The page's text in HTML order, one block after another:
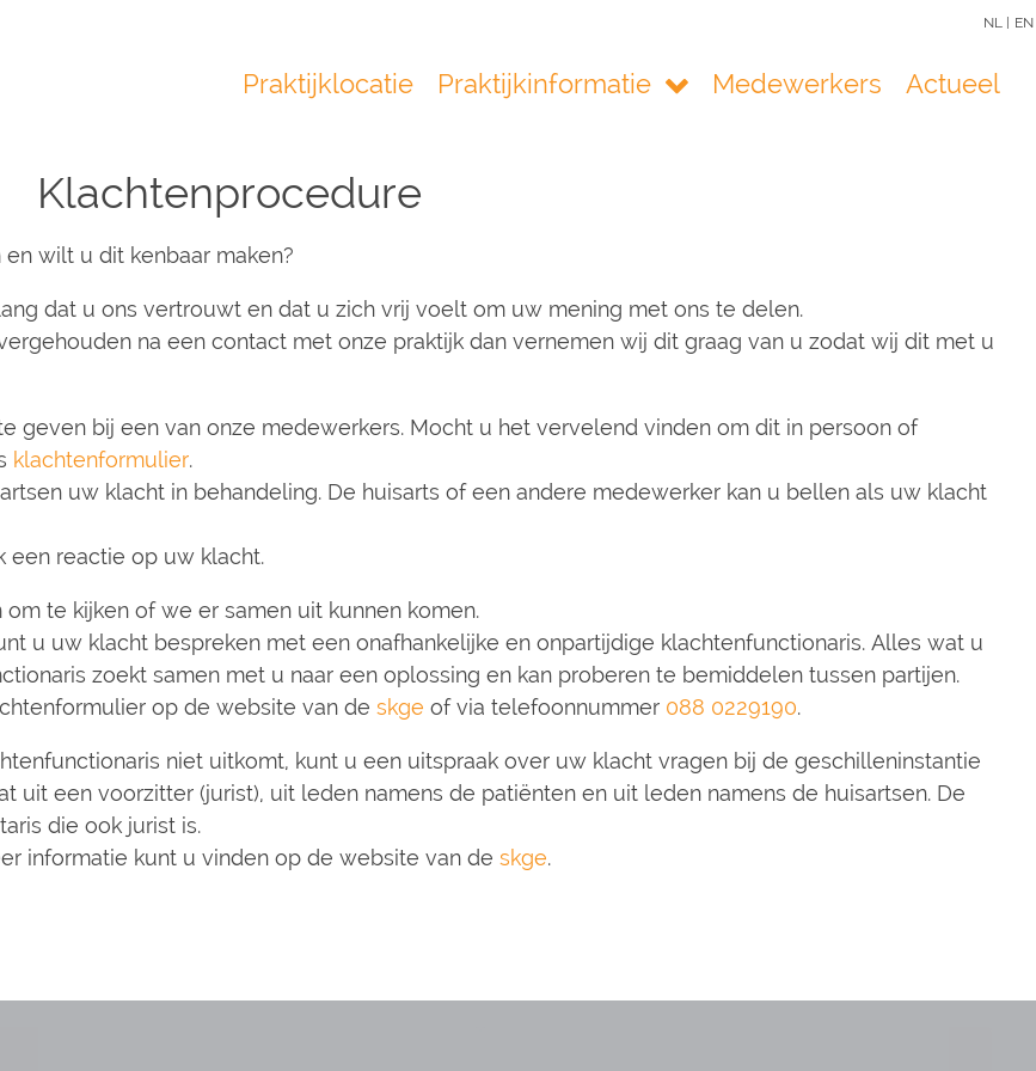
NL | EN
Main
Praktijklocatie Praktijkinformatie Medewerkers Actueel
Klachtenprocedure
wilt u dit kenbaar maken?
dat u ons vertrouwt en dat u zich vrij voelt om uw mening met ons te delen.
na een contact met onze praktijk dan vernemen wij dit graag van u zodat wij dit met u
geven bij een van onze medewerkers. Mocht u het vervelend vinden om dit in persoon of
klachtenformulier.
uw klacht in behandeling. De huisarts of een andere medewerker kan u bellen als uw klacht
een reactie op uw klacht.
te kijken of we er samen uit kunnen komen.
u uw klacht bespreken met een onafhankelijke en onpartijdige klachtenfunctionaris. Alles wat u
zoekt samen met u naar een oplossing en kan proberen te bemiddelen tussen partijen.
op de website van de skge of via telefoonnummer 088 0229190.
niet uitkomt, kunt u een uitspraak over uw klacht vragen bij de geschilleninstantie
uit een voorzitter (jurist), uit leden namens de patiënten en uit leden namens de huisartsen. De
die ook jurist is.
informatie kunt u vinden op de website van de skge.